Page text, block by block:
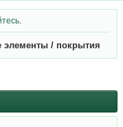
элементы / покрытия